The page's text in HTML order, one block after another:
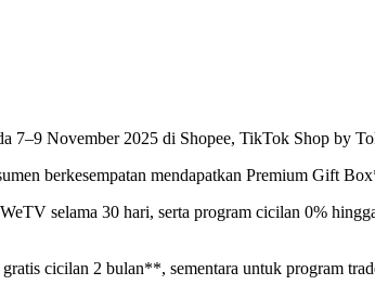
7–9 November 2025 di Shopee, TikTok Shop by
berkesempatan mendapatkan Premium Gift
selama 30 hari, serta program cicilan 0%
cicilan 2 bulan**, sementara untuk program